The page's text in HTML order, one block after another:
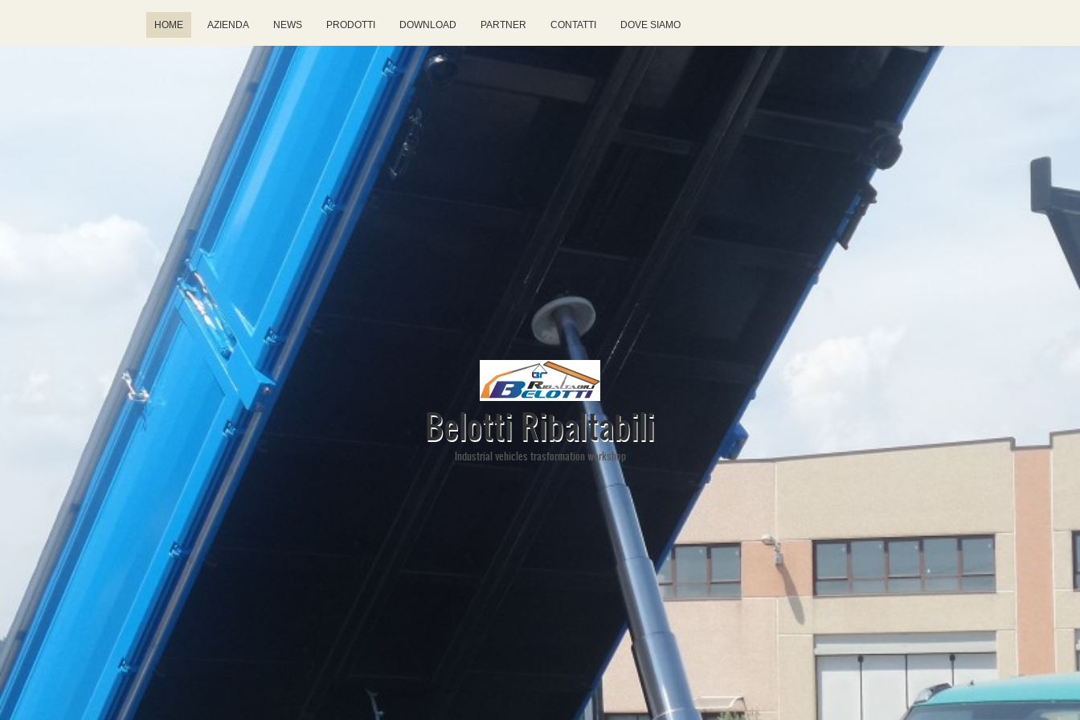
Belotti Ribaltabili
Industrial vehicles trasformation workshop
HOME AZIENDA NEWS PRODOTTI DOWNLOAD PARTNER CONTATTI DOVE SIAMO